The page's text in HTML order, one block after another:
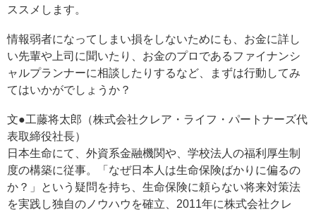
ススメします。
情報弱者になってしまい損をしないためにも、お金に詳し
い先輩や上司に聞いたり、お金のプロであるファイナンシ
ャルプランナーに相談したりするなど、まずは行動してみ
てはいかがでしょうか？
文●工藤将太郎（株式会社クレア・ライフ・パートナーズ代
表取締役社長）
日本生命にて、外資系金融機関や、学校法人の福利厚生制
度の構築に従事。「なぜ日本人は生命保険ばかりに偏るの
か？」という疑問を持ち、生命保険に頼らない将来対策法
を実践し独自のノウハウを確立、2011年に株式会社クレ